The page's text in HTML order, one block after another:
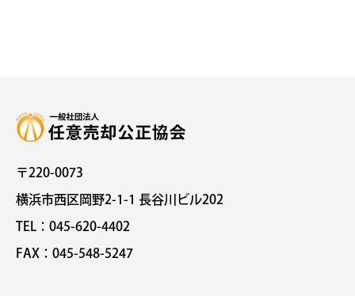
〒220-0073
横浜市西区岡野2-1-1 長谷川ビル202
TEL：045-620-4402
FAX：045-548-5247